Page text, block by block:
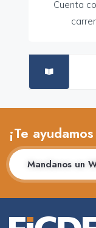
Cuenta
¡Te
Mandanos un